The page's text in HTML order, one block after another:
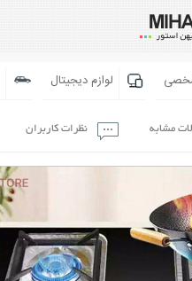
لوازم دیجیتال
مشابه نظرات کاربران